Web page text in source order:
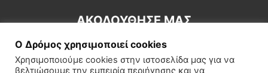
ΑΚΟΛΟΥΘΗΣΕ ΜΑΣ
Ο Δρόμος χρησιμοποιεί cookies
Χρησιμοποιούμε cookies στην ιστοσελίδα μας για να
βελτιώσουμε την εμπειρία περιήγησης και να